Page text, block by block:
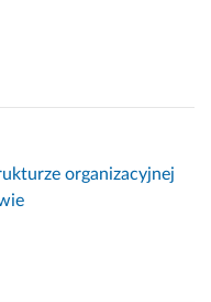
organizacyjnej